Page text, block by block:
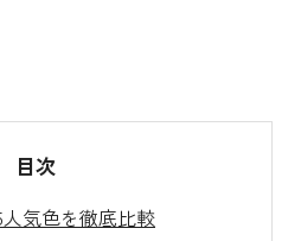
目次
気色を徹底比較